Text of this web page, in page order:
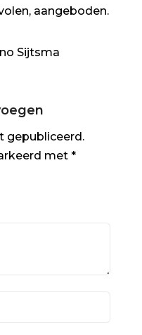
aangeboden.
Sijtsma
gepubliceerd.
met *